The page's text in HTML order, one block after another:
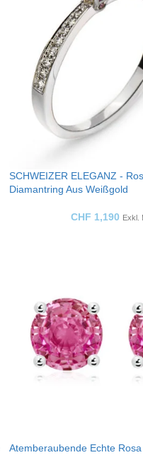
SCHWEIZER ELEGANZ -
Diamantring Aus Weißgold
CHF 1,190 Exkl.
Atemberaubende Echte